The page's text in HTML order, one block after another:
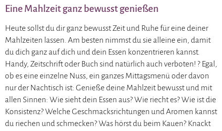
Eine Mahlzeit ganz bewusst genießen
Heute sollst du dir ganz bewusst Zeit und Ruhe für eine deiner
Mahlzeiten lassen. Am besten nimmst du sie alleine ein, damit
du dich ganz auf dich und dein Essen konzentrieren kannst.
Handy, Zeitschrift oder Buch sind natürlich auch verboten! ? Egal,
ob es eine einzelne Nuss, ein ganzes Mittagsmenü oder davon
nur der Nachtisch ist: Genieße deine Mahlzeit bewusst und mit
allen Sinnen: Wie sieht dein Essen aus? Wie riecht es? Wie ist die
Konsistenz? Welche Geschmacksrichtungen und Aromen kannst
du riechen und schmecken? Was hörst du beim Kauen? Knackt